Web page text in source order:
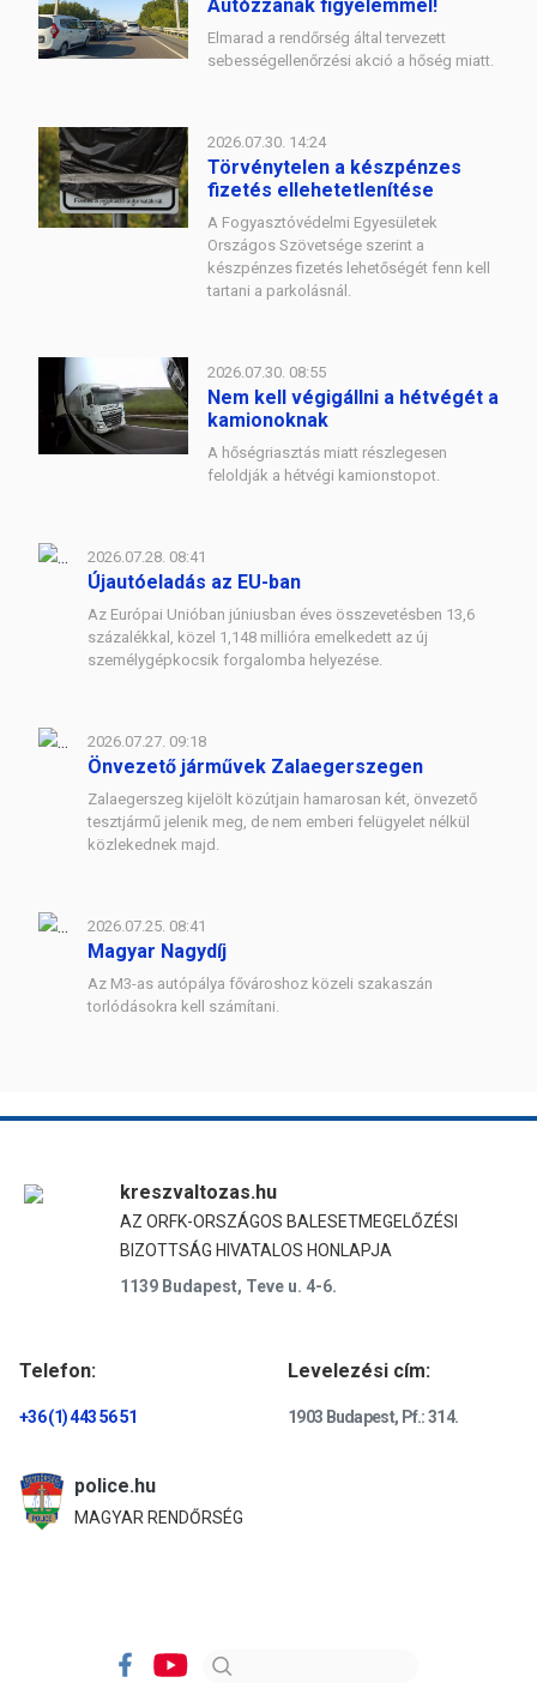
Autózzanak figyelemmel!
Elmarad a rendőrség által tervezett
sebességellenőrzési akció a hőség miatt.
2026.07.30. 14:24
Törvénytelen a készpénzes
fizetés ellehetetlenítése
A Fogyasztóvédelmi Egyesületek
Országos Szövetsége szerint a
készpénzes fizetés lehetőségét fenn kell
tartani a parkolásnál.
2026.07.30. 08:55
Nem kell végigállni a hétvégét a
kamionoknak
A hőségriasztás miatt részlegesen
feloldják a hétvégi kamionstopot.
2026.07.28. 08:41
Újautóeladás az EU-ban
Az Európai Unióban júniusban éves összevetésben 13,6
százalékkal, közel 1,148 millióra emelkedett az új
személygépkocsik forgalomba helyezése.
2026.07.27. 09:18
Önvezető járművek Zalaegerszegen
Zalaegerszeg kijelölt közútjain hamarosan két, önvezető
tesztjármű jelenik meg, de nem emberi felügyelet nélkül
közlekednek majd.
2026.07.25. 08:41
Magyar Nagydíj
Az M3-as autópálya fővároshoz közeli szakaszán
torlódásokra kell számítani.
kreszvaltozas.hu
AZ ORFK-ORSZÁGOS BALESETMEGELŐZÉSI
BIZOTTSÁG HIVATALOS HONLAPJA
1139 Budapest, Teve u. 4-6.
Telefon:
+36 (1) 443 56 51
Levelezési cím:
1903 Budapest, Pf.: 314.
police.hu
MAGYAR RENDŐRSÉG